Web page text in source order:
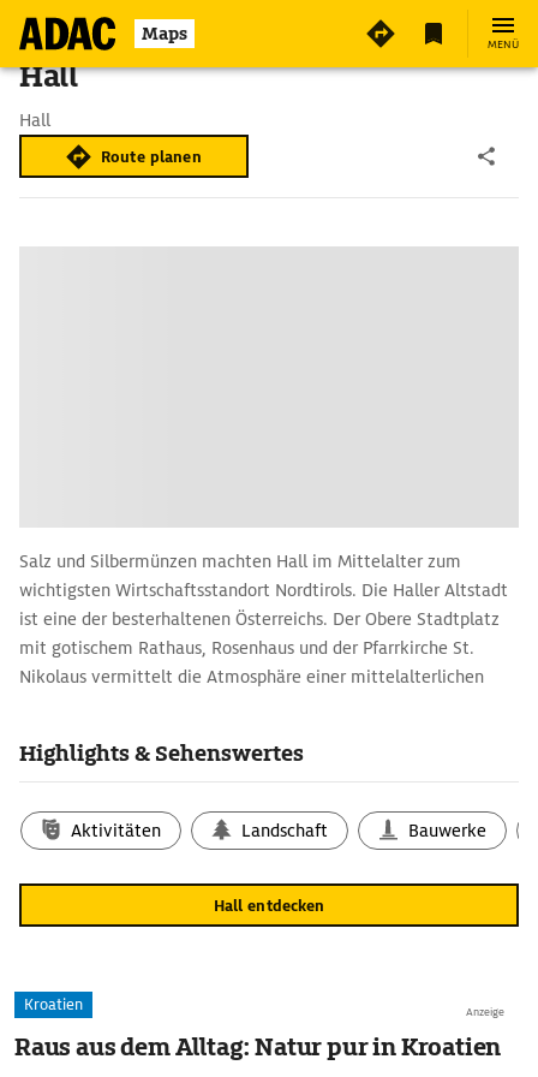
Maps MENÜ
Hall
Hall
Route planen
Salz und Silbermünzen machten Hall im Mittelalter zum
wichtigsten Wirtschaftsstandort Nordtirols. Die Haller Altstadt
ist eine der besterhaltenen Österreichs. Der Obere Stadtplatz
mit gotischem Rathaus, Rosenhaus und der Pfarrkirche St.
Nikolaus vermittelt die Atmosphäre einer mittelalterlichen
dem 13. Jh. das ›weiße Gold‹ abgebaut wurde.
Münze Hall in der Burg Hasegg (um 1280). Ihr Münzerturm ist
Wahrzeichen der Stadt und Heimat des weltgrößten
Silbertalers. Aus Schwazer Silber wurde in Hall 1486 der erste
Taler geprägt, der sich in Europa als Zahlungsmittel
Highlights & Sehenswertes
Aktivitäten Landschaft Bauwerke
Hall entdecken
Anzeige
Kroatien
Raus aus dem Alltag: Natur pur in Kroatien